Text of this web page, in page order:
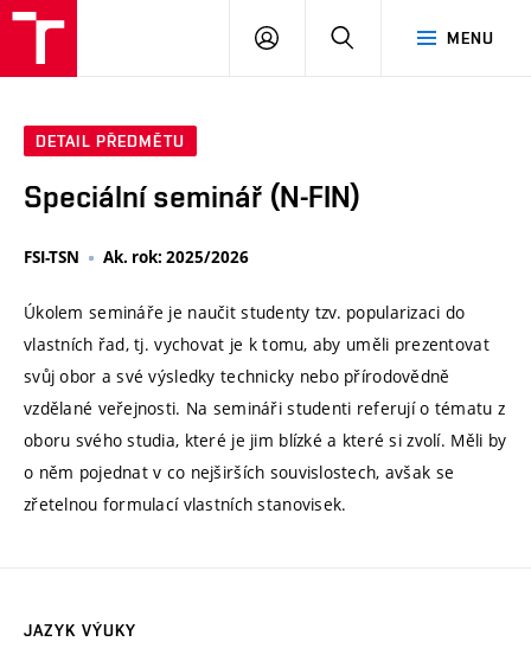
MENU
PŘIHLÁSIT
DETAIL PŘEDMĚTU
Speciální seminář (N-FIN)
FSI-TSN Ak. rok: 2025/2026
Úkolem semináře je naučit studenty tzv. popularizaci do
vlastních řad, tj. vychovat je k tomu, aby uměli prezentovat
svůj obor a své výsledky technicky nebo přírodovědně
vzdělané veřejnosti. Na semináři studenti referují o tématu z
oboru svého studia, které je jim blízké a které si zvolí. Měli by
o něm pojednat v co nejširších souvislostech, avšak se
zřetelnou formulací vlastních stanovisek.
JAZYK VÝUKY